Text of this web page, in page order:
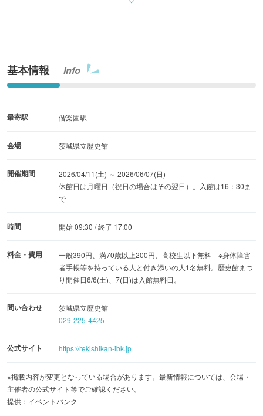
基本情報 Info
最寄駅 偕楽園駅
会場 茨城県立歴史館
開催期間
2026/04/11(土) ～ 2026/06/07(日)
休館日は月曜日（祝日の場合はその翌日）。入館は16：30ま
で
時間 開始 09:30 / 終了 17:00
料金・費用
一般390円、満70歳以上200円、高校生以下無料 ※身体障害
者手帳等を持っている人と付き添いの人1名無料。歴史館まつ
り開催日6/6(土)、7(日)は入館無料日。
問い合わせ
茨城県立歴史館
029-225-4425
公式サイト https://rekishikan-ibk.jp
※掲載内容が変更となっている場合があります。最新情報については、会場・
主催者の公式サイト等でご確認ください。
提供：イベントバンク